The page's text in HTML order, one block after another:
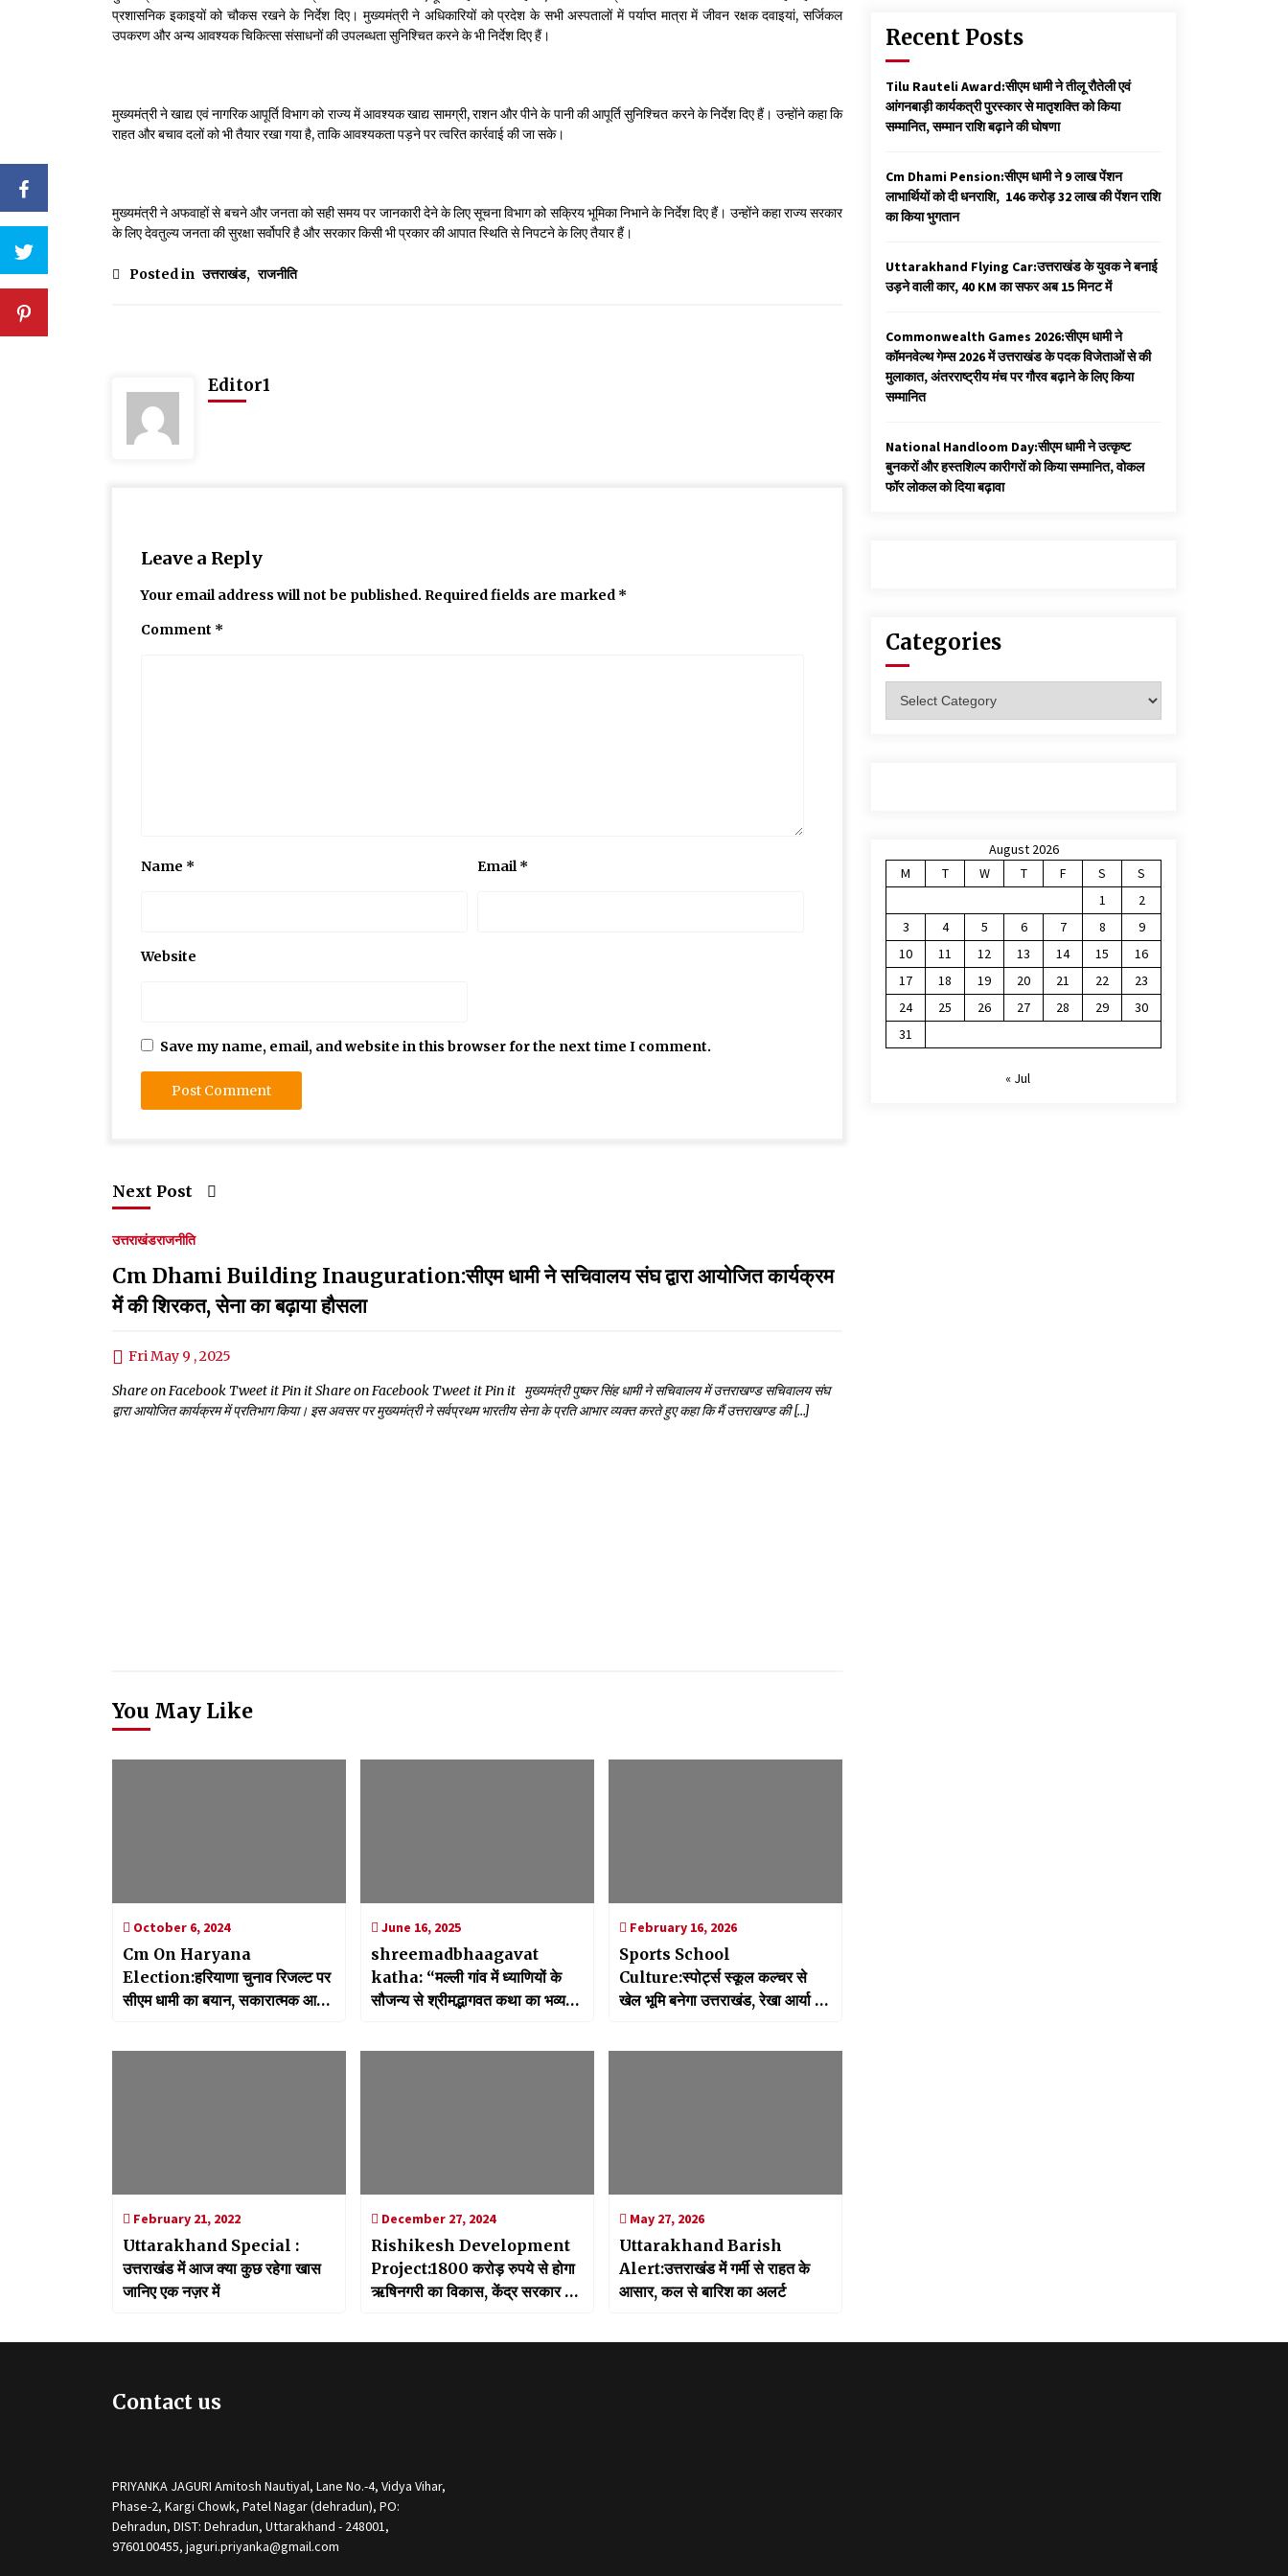
प्रशासनिक इकाइयों को चौकस रखने के निर्देश दिए। मुख्यमंत्री ने अधिकारियों को प्रदेश के सभी अस्पतालों में पर्याप्त मात्रा में जीवन रक्षक दवाइयां, सर्जिकल
उपकरण और अन्य आवश्यक चिकित्सा संसाधनों की उपलब्धता सुनिश्चित करने के भी निर्देश दिए हैं।
मुख्यमंत्री ने खाद्य एवं नागरिक आपूर्ति विभाग को राज्य में आवश्यक खाद्य सामग्री, राशन और पीने के पानी की आपूर्ति सुनिश्चित करने के निर्देश दिए हैं। उन्होंने कहा कि
राहत और बचाव दलों को भी तैयार रखा गया है, ताकि आवश्यकता पड़ने पर त्वरित कार्रवाई की जा सके।
मुख्यमंत्री ने अफवाहों से बचने और जनता को सही समय पर जानकारी देने के लिए सूचना विभाग को सक्रिय भूमिका निभाने के निर्देश दिए हैं। उन्होंने कहा राज्य सरकार
के लिए देवतुल्य जनता की सुरक्षा सर्वोपरि है और सरकार किसी भी प्रकार की आपात स्थिति से निपटने के लिए तैयार हैं।
Posted in उत्तराखंड, राजनीति
Editor1
Leave a Reply
Your email address will not be published. Required fields are marked *
Comment *
Name * Email*
Website
Save my name, email, and website in this browser for the next time I comment.
Next Post
उत्तराखंडराजनीति
Cm Dhami Building Inauguration:सीएम धामी ने सचिवालय संघ द्वारा आयोजित कार्यक्रम
में की शिरकत, सेना का बढ़ाया हौसला
Fri May 9 , 2025
Share on Facebook Tweet it Pin it Share on Facebook Tweet it Pin it मुख्यमंत्री पुष्कर सिंह धामी ने सचिवालय में उत्तराखण्ड सचिवालय संघ
द्वारा आयोजित कार्यक्रम में प्रतिभाग किया। इस अवसर पर मुख्यमंत्री ने सर्वप्रथम भारतीय सेना के प्रति आभार व्यक्त करते हुए कहा कि मैं उत्तराखण्ड की […]
You May Like
October 6, 2024
Cm On Haryana
Election:हरियाणा चुनाव रिजल्ट पर
सीएम धामी का बयान, सकारात्मक आएंगे
June 16, 2025
shreemadbhaagavat
katha: “मल्ली गांव में ध्याणियों के
सौजन्य से श्रीमद्भागवत कथा का भव्य
February 16, 2026
Sports School
Culture:स्पोर्ट्स स्कूल कल्चर से
खेल भूमि बनेगा उत्तराखंड, रेखा आर्या ने
February 21, 2022
Uttarakhand Special :
उत्तराखंड में आज क्या कुछ रहेगा खास
जानिए एक नज़र में
December 27, 2024
Rishikesh Development
Project:1800 करोड़ रुपये से होगा
ऋषिनगरी का विकास, केंद्र सरकार की
May 27, 2026
Uttarakhand Barish
Alert:उत्तराखंड में गर्मी से राहत के
आसार, कल से बारिश का अलर्ट
Recent Posts
Tilu Rauteli Award:सीएम धामी ने तीलू रौतेली एवं
आंगनबाड़ी कार्यकत्री पुरस्कार से मातृशक्ति को किया
सम्मानित, सम्मान राशि बढ़ाने की घोषणा
Cm Dhami Pension:सीएम धामी ने 9 लाख पेंशन
लाभार्थियों को दी धनराशि, ₹ 146 करोड़ 32 लाख की पेंशन राशि
का किया भुगतान
Uttarakhand Flying Car:उत्तराखंड के युवक ने बनाई
उड़ने वाली कार, 40 KM का सफर अब 15 मिनट में
Commonwealth Games 2026:सीएम धामी ने
कॉमनवेल्थ गेम्स 2026 में उत्तराखंड के पदक विजेताओं से की
मुलाकात, अंतरराष्ट्रीय मंच पर गौरव बढ़ाने के लिए किया
सम्मानित
National Handloom Day:सीएम धामी ने उत्कृष्ट
बुनकरों और हस्तशिल्प कारीगरों को किया सम्मानित, वोकल
फॉर लोकल को दिया बढ़ावा
Categories
August 2026
M
T W T F S
S
1
2
3
4 5 6 7 8
9
10
11 12 13 14 15
16
17
18 19 20 21 22
23
24
25 26 27 28 29
30
31
« Jul
Contact us
PRIYANKA JAGURI Amitosh Nautiyal, Lane No.-4, Vidya Vihar,
Phase-2, Kargi Chowk, Patel Nagar (dehradun), PO:
Dehradun, DIST: Dehradun, Uttarakhand - 248001,
9760100455, jaguri.priyanka@gmail.com